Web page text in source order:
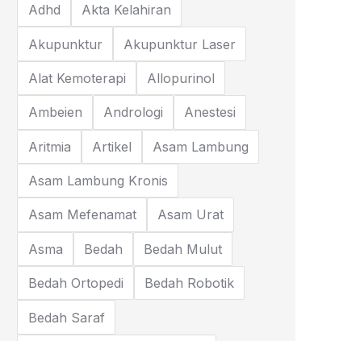
Adhd Akta Kelahiran
Akupunktur Akupunktur Laser
Alat Kemoterapi Allopurinol
Ambeien Andrologi Anestesi
Aritmia Artikel Asam Lambung
Asam Lambung Kronis
Asam Mefenamat Asam Urat
Asma Bedah Bedah Mulut
Bedah Ortopedi Bedah Robotik
Bedah Saraf